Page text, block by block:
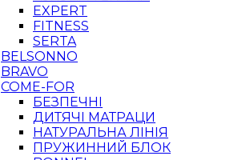
EXPERT
FITNESS
SERTA
BELSONNO
BRAVO
COME-FOR
БЕЗПЕЧНІ
ДИТЯЧІ МАТРАЦИ
НАТУРАЛЬНА ЛІНІЯ
ПРУЖИННИЙ БЛОК